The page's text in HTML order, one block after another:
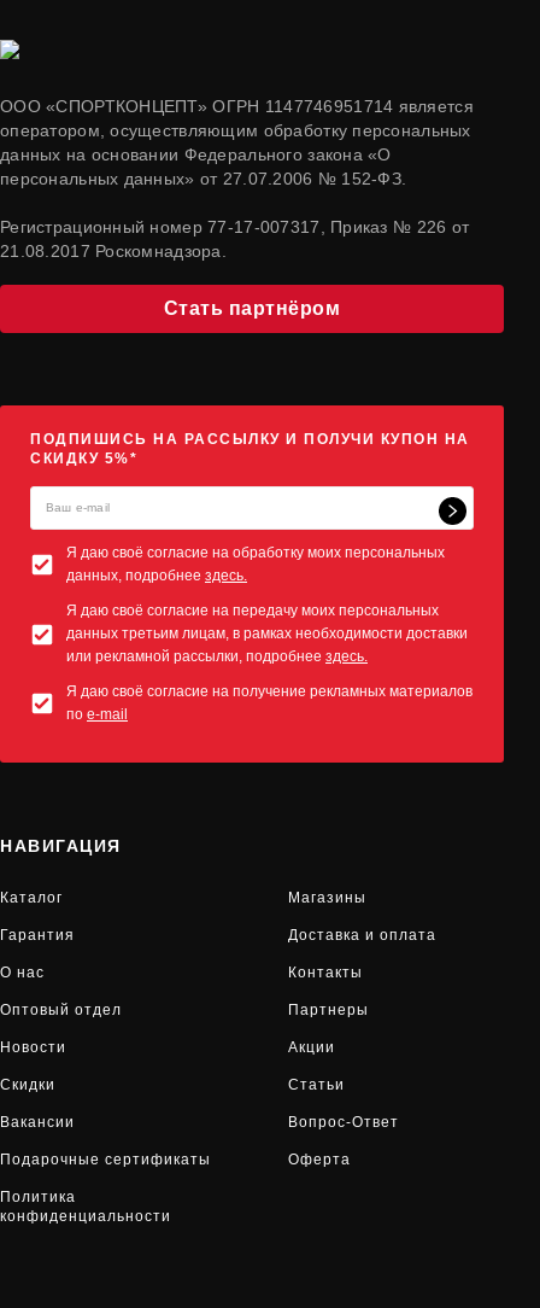
ООО «СПОРТКОНЦЕПТ» ОГРН 1147746951714 является
оператором, осуществляющим обработку персональных
данных на основании Федерального закона «О
персональных данных» от 27.07.2006 № 152-ФЗ.
Регистрационный номер 77-17-007317, Приказ № 226 от
21.08.2017 Роскомнадзора.
Стать партнёром
ПОДПИШИСЬ НА РАССЫЛКУ И ПОЛУЧИ КУПОН НА
СКИДКУ 5%*
Я даю своё согласие на обработку моих персональных
данных, подробнее здесь.
Я даю своё согласие на передачу моих персональных
данных третьим лицам, в рамках необходимости доставки
или рекламной рассылки, подробнее здесь.
Я даю своё согласие на получение рекламных материалов
по e-mail
НАВИГАЦИЯ
Каталог Магазины
Гарантия Доставка и оплата
О нас Контакты
Оптовый отдел Партнеры
Новости Акции
Скидки Статьи
Вакансии Вопрос-Ответ
Подарочные сертификаты Оферта
Политика
конфиденциальности